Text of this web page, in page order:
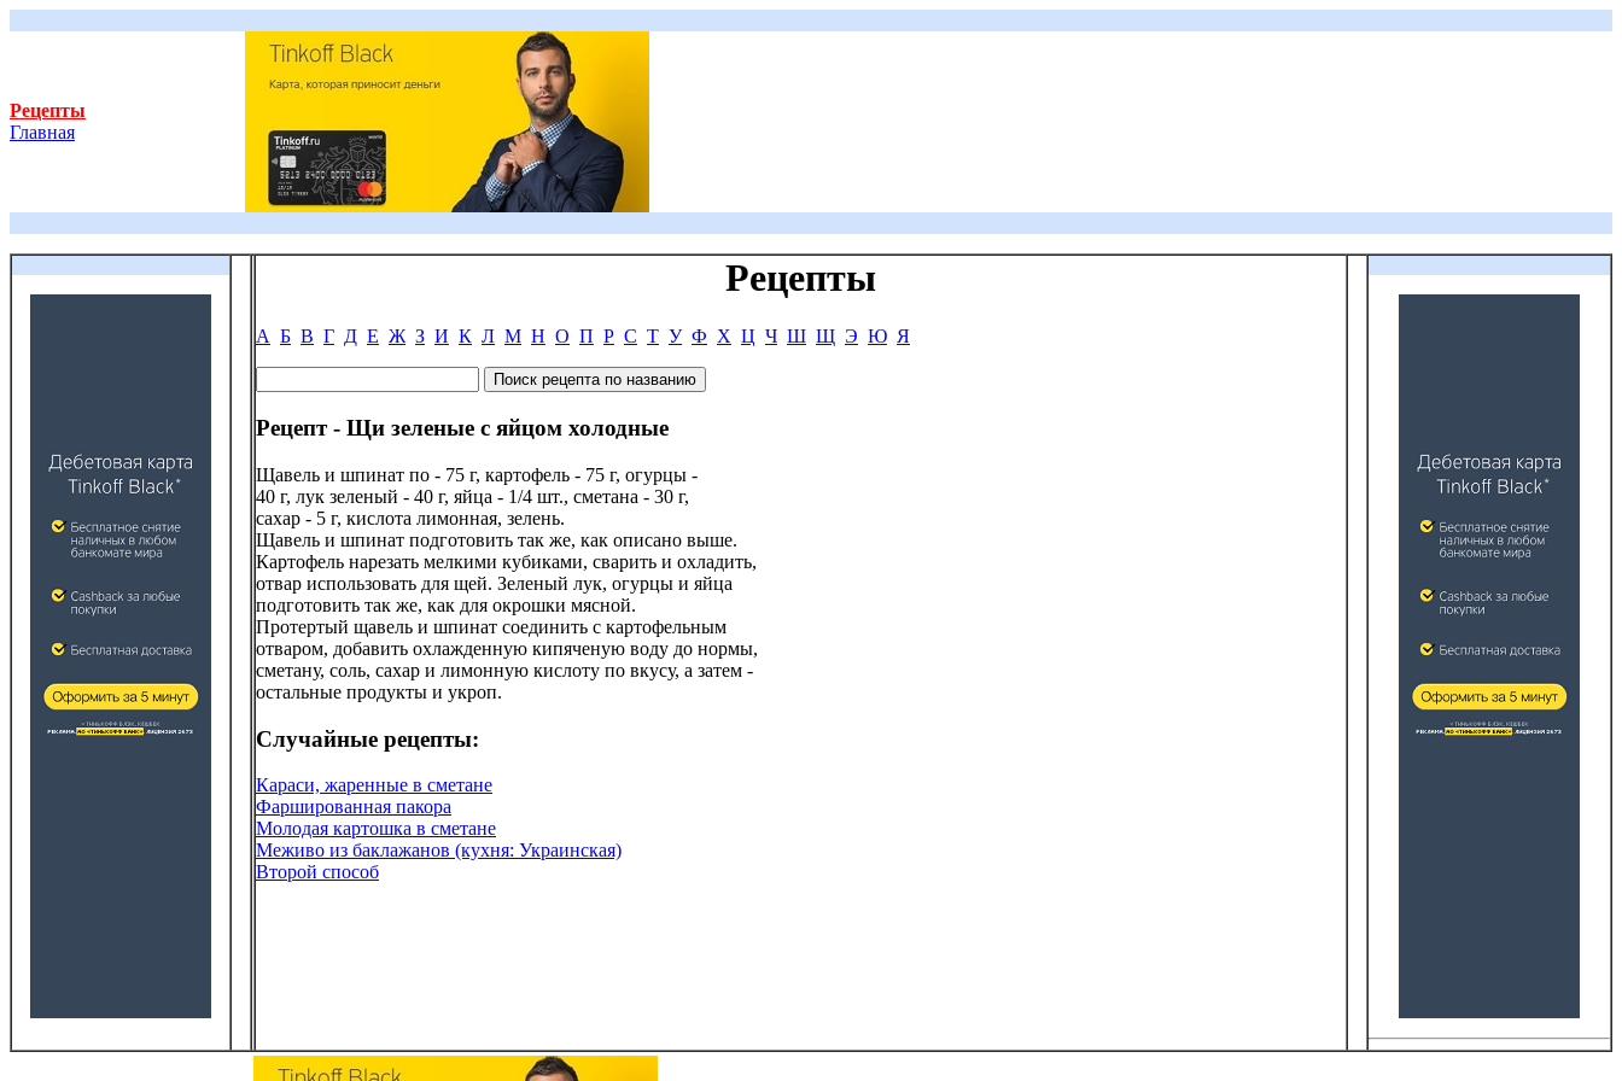
Рецепты
Главная
Рецепты
А Б В Г Д Е Ж З И К Л М Н О П Р С Т У Ф Х Ц Ч Ш Щ Э Ю Я
Рецепт - Щи зеленые с яйцом холодные
Щавель и шпинат по - 75 г, картофель - 75 г, огурцы -
40 г, лук зеленый - 40 г, яйца - 1/4 шт., сметана - 30 г,
сахар - 5 г, кислота лимонная, зелень.
Щавель и шпинат подготовить так же, как описано выше.
Картофель нарезать мелкими кубиками, сварить и охладить,
отвар использовать для щей. Зеленый лук, огурцы и яйца
подготовить так же, как для окрошки мясной.
Протертый щавель и шпинат соединить с картофельным
отваром, добавить охлажденную кипяченую воду до нормы,
сметану, соль, сахар и лимонную кислоту по вкусу, а затем -
остальные продукты и укроп.
Случайные рецепты:
Караси, жаренные в сметане
Фаршированная пакора
Молодая картошка в сметане
Меживо из баклажанов (кухня: Украинская)
Второй способ